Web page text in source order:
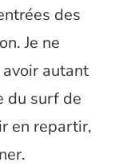
des
Je ne
avoir autant
du surf de
en repartir,